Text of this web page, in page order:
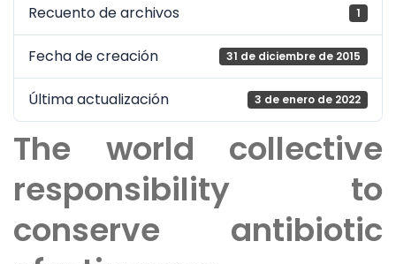
Recuento de archivos 1
Fecha de creación 31 de diciembre de 2015
Última actualización 3 de enero de 2022
The world collective
responsibility to
conserve antibiotic